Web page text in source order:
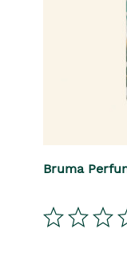
Bruma